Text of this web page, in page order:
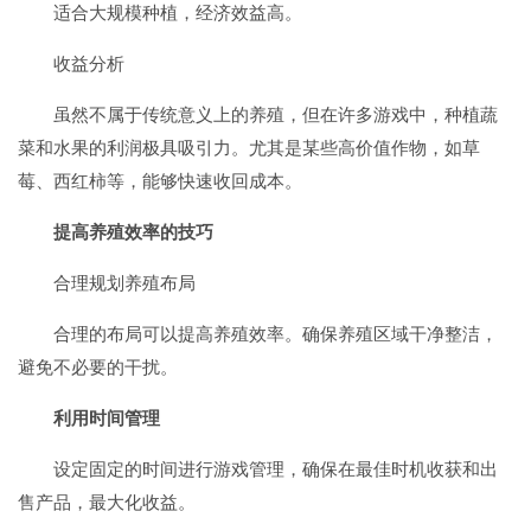
适合大规模种植，经济效益高。
收益分析
虽然不属于传统意义上的养殖，但在许多游戏中，种植蔬
菜和水果的利润极具吸引力。尤其是某些高价值作物，如草
莓、西红柿等，能够快速收回成本。
提高养殖效率的技巧
合理规划养殖布局
合理的布局可以提高养殖效率。确保养殖区域干净整洁，
避免不必要的干扰。
利用时间管理
设定固定的时间进行游戏管理，确保在最佳时机收获和出
售产品，最大化收益。